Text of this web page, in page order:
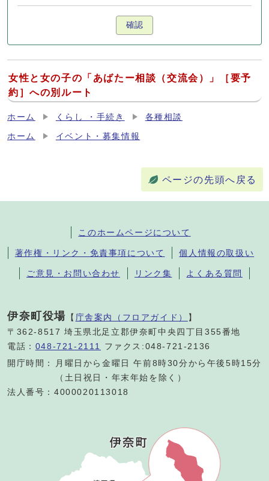
確認
女性と女の子の「あばたー相談（交流会）」［要予
約］への別ルート
ホーム くらし ・手続き 各種相談
ホーム イベント・募集情報
ページの先頭へ戻る
このホームページについて
著作権・リンク・免責事項について 個人情報の取扱い
ご意見・お問い合わせ リンク集 よくある質問
伊奈町役場 【 庁舎案内（フロアガイド） 】
〒362-8517 埼玉県北足立郡伊奈町中央四丁目355番地
電話： 048-721-2111
ファクス:048-721-2136
開庁時間：
月曜日から金曜日 午前8時30分から午後5時15分
（土日祝日・年末年始を除く）
法人番号：4000020113018